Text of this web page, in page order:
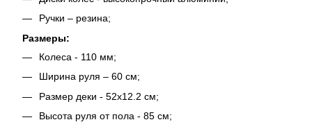
Ручки – резина;
Размеры:
Колеса - 110 мм;
Ширина руля – 60 см;
Размер деки - 52х12.2 см;
Высота руля от пола - 85 см;